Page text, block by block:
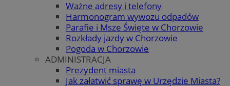
Ważne adresy i telefony
Harmonogram wywozu odpadów
Parafie i Msze Święte w Chorzowie
Rozkłady jazdy w Chorzowie
Pogoda w Chorzowie
ADMINISTRACJA
Prezydent miasta
Jak załatwić sprawę w Urzędzie Miasta?